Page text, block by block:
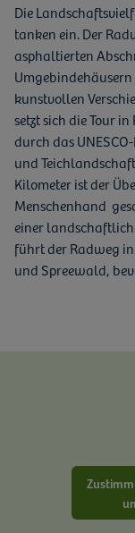
Die
tanken ein. Der
asphaltierten
kunstvollen
setzt sich die Tour
durch das
und
Kilometer ist der
Menschenhand
einer
führt der Radweg
und Spreewald,